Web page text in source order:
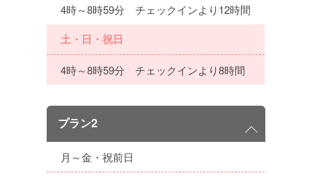
4時～8時59分 チェックインより12時間
土・日・祝日
4時～8時59分 チェックインより8時間
プラン2
月～金・祝前日